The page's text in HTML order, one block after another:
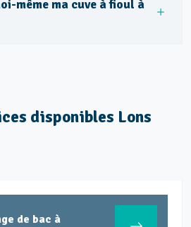
même ma cuve à fioul à
disponibles Lons
de bac à